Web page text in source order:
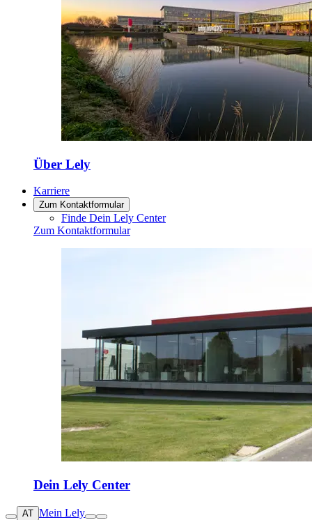
Über Lely
Karriere
Zum Kontaktformular
Finde Dein Lely Center
Zum Kontaktformular
Dein Lely Center
AT Mein Lely